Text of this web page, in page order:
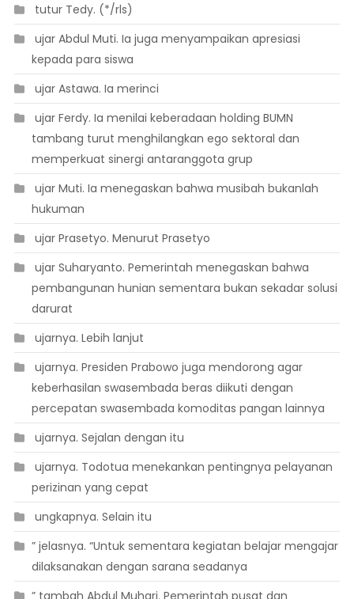
 tutur Tedy. (*/rls)
 ujar Abdul Muti. Ia juga menyampaikan apresiasi
kepada para siswa
 ujar Astawa. Ia merinci
 ujar Ferdy. Ia menilai keberadaan holding BUMN
tambang turut menghilangkan ego sektoral dan
memperkuat sinergi antaranggota grup
 ujar Muti. Ia menegaskan bahwa musibah bukanlah
hukuman
 ujar Prasetyo. Menurut Prasetyo
 ujar Suharyanto. Pemerintah menegaskan bahwa
pembangunan hunian sementara bukan sekadar solusi
darurat
 ujarnya. Lebih lanjut
 ujarnya. Presiden Prabowo juga mendorong agar
keberhasilan swasembada beras diikuti dengan
percepatan swasembada komoditas pangan lainnya
 ujarnya. Sejalan dengan itu
 ujarnya. Todotua menekankan pentingnya pelayanan
perizinan yang cepat
 ungkapnya. Selain itu
” jelasnya. “Untuk sementara kegiatan belajar mengajar
dilaksanakan dengan sarana seadanya